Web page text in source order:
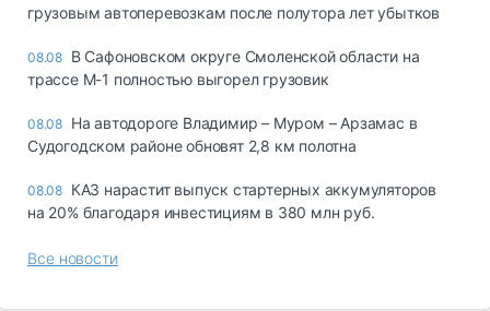
грузовым автоперевозкам после полутора лет убытков
08.08 В Сафоновском округе Смоленской области на
трассе М-1 полностью выгорел грузовик
08.08 На автодороге Владимир – Муром – Арзамас в
Судогодском районе обновят 2,8 км полотна
08.08 КАЗ нарастит выпуск стартерных аккумуляторов
на 20% благодаря инвестициям в 380 млн руб.
Все новости